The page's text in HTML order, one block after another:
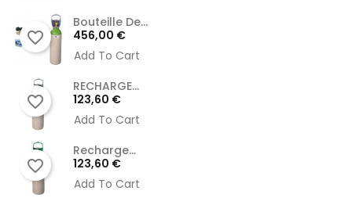
Bouteille De...
Prix
456,00 €
Add To Cart
favorite_border
RECHARGE...
Prix
123,60 €
Add To Cart
favorite_border
Recharge...
Prix
123,60 €
Add To Cart
favorite_border